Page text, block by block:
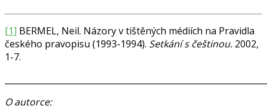
[1] BERMEL, Neil. Názory v tištěných médiích na Pravidla
českého pravopisu (1993-1994). Setkání s češtinou. 2002,
1-7.
O autorce: